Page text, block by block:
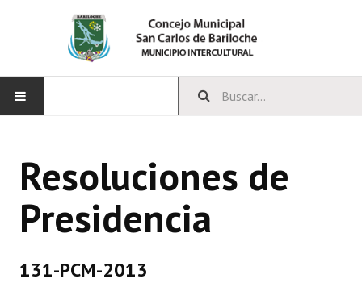
CONCEJO
Bloques Políticos
Comisiones Permanentes
Resoluciones de
Presidencia
131-PCM-2013